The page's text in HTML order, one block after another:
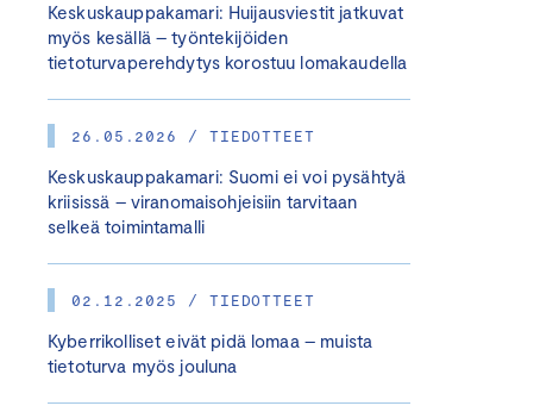
Keskuskauppakamari: Huijausviestit jatkuvat
myös kesällä – työntekijöiden
tietoturvaperehdytys korostuu lomakaudella
26.05.2026 / TIEDOTTEET
Keskuskauppakamari: Suomi ei voi pysähtyä
kriisissä – viranomaisohjeisiin tarvitaan
selkeä toimintamalli
02.12.2025 / TIEDOTTEET
Kyberrikolliset eivät pidä lomaa – muista
tietoturva myös jouluna